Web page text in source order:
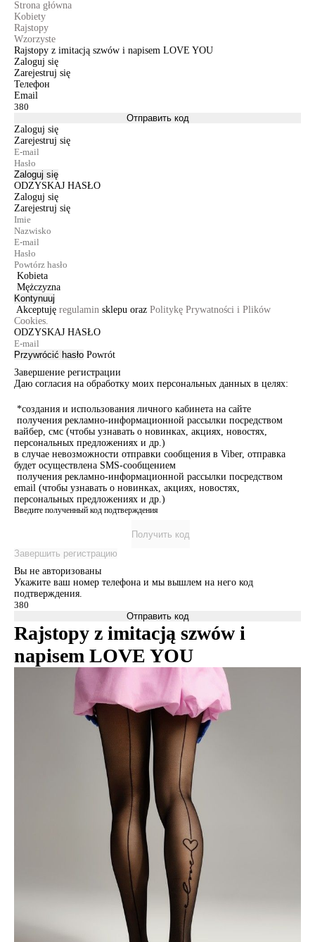
Strona główna
Kobiety
Rajstopy
Wzorzyste
Rajstopy z imitacją szwów i napisem LOVE YOU
Zaloguj się
Zarejestruj się
Телефон
Email
Отправить код
Zaloguj się
Zarejestruj się
Zaloguj się
ODZYSKAJ HASŁO
Zaloguj się
Zarejestruj się
Kobieta
Mężczyzna
Kontynuuj
Akceptuję regulamin sklepu oraz Politykę Prywatności i Plików
Cookies.
ODZYSKAJ HASŁO
Przywrócić hasło Powrót
Завершение регистрации
Даю согласия на обработку моих персональных данных в целях:
*создания и использования личного кабинета на сайте
получения рекламно-информационной рассылки посредством
вайбер, смс (чтобы узнавать о новинках, акциях, новостях,
персональных предложениях и др.)
в случае невозможности отправки сообщения в Viber, отправка
будет осуществлена SMS-сообщением
получения рекламно-информационной рассылки посредством
email (чтобы узнавать о новинках, акциях, новостях,
персональных предложениях и др.)
Введите полученный код подтверждения
Получить код
Завершить регистрацию
Вы не авторизованы
Укажите ваш номер телефона и мы вышлем на него код
подтверждения.
Отправить код
Rajstopy z imitacją szwów i
napisem LOVE YOU